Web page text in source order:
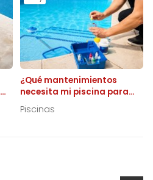
¿Qué mantenimientos
necesita mi piscina para
empezar a utilizarla esta
temporada?
Piscinas